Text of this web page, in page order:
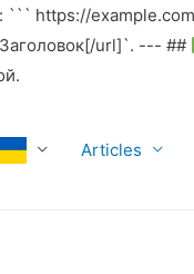
https://
url]`. --- ##
Articles